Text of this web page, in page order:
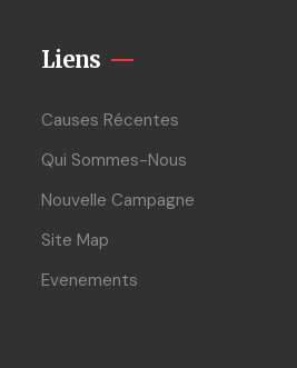
Liens
Causes Récentes
Qui Sommes-Nous
Nouvelle Campagne
Site Map
Evenements